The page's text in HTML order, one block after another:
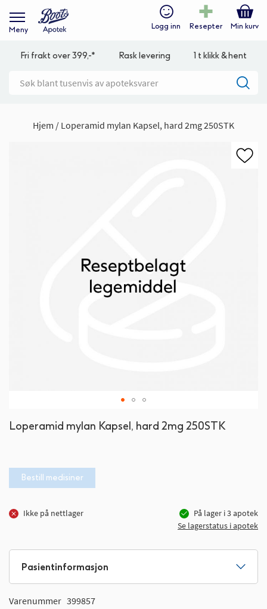
Meny Logg inn Resepter Min kurv
Fri frakt over 399,-* Rask levering 1 t klikk & hent
Hjem Loperamid mylan Kapsel, hard 2mg 250STK
Loperamid mylan Kapsel, hard 2mg 250STK
Bestill medisiner
Ikke på nettlager På lager i3apotek
Se lagerstatus i apotek
til
bildegalleri
Pasientinformasjon
Varenummer 399857